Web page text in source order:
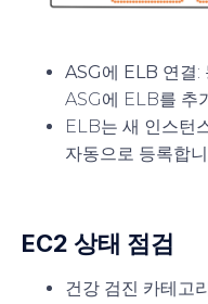
ASG에 ELB 연결:
ASG에 ELB를 추
ELB는 새 인스턴
자동으로 등록합
EC2 상태 점검
건강 검진 카테고